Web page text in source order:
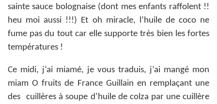
sainte sauce bolognaise (dont mes enfants raffolent !!
heu moi aussi !!!) Et oh miracle, l’huile de coco ne
fume pas du tout car elle supporte très bien les fortes
températures !
Ce midi, j’ai miamé, je vous traduis, j’ai mangé mon
miam O fruits de France Guillain en remplaçant une
des
cuillères à soupe d’huile de colza par une cuillère